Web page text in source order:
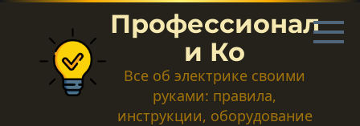
Перейти
контенту
Профессионал
и Ко
Все об электрике своими
руками: правила,
инструкции, оборудование